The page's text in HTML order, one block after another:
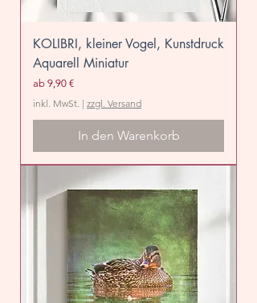
KOLIBRI, kleiner Vogel, Kunstdruck
Aquarell Miniatur
ab 9,90 €
Sale-Preis
inkl. MwSt. | zzgl. Versand
In den Warenkorb